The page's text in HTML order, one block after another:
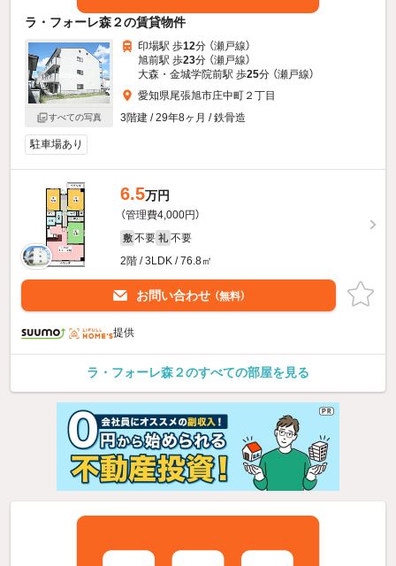
ラ・フォーレ森２の賃貸物件
すべての写真
印場駅 歩12分 （瀬戸線）
旭前駅 歩23分 （瀬戸線）
大森・金城学院前駅 歩25分 （瀬戸線）
愛知県尾張旭市庄中町２丁目
3階建 / 29年8ヶ月 / 鉄骨造
駐車場あり
6.5万円
（管理費4,000円）
敷 不要 礼 不要
2階 / 3LDK / 76.8㎡
お問い合わせ （無料）
提供
ラ・フォーレ森２のすべての部屋を見る